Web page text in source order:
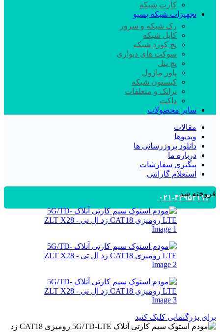
کارت شبکه
تجهیزات شبکه پسیو
رک شبکه و سرور
کابل شبکه
پچ کورد شبکه
سوکت های دیواری
پچ پنل
پاور ماژول
کیستون شبکه
ترانک و متعلقات
داکت
سایر محصولات
مقالات
ویدیوها
دانلود بروزرسانی ها
درباره ما
پیگیری سفارشات
استعلام گارانتی
۰۲۱-۴۴۹۵۲۱۱۳
فروخته شد
برای بزرگنمایی کلیک کنید